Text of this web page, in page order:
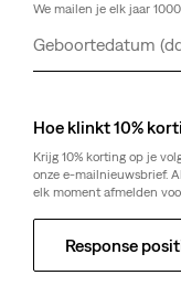
We mailen je elk jaar
Dag
Maand
Jaar
Hoe klinkt 10%
Krijg 10% korting op je
onze e-mailnieuwsbrief.
elk moment afmelden
Response